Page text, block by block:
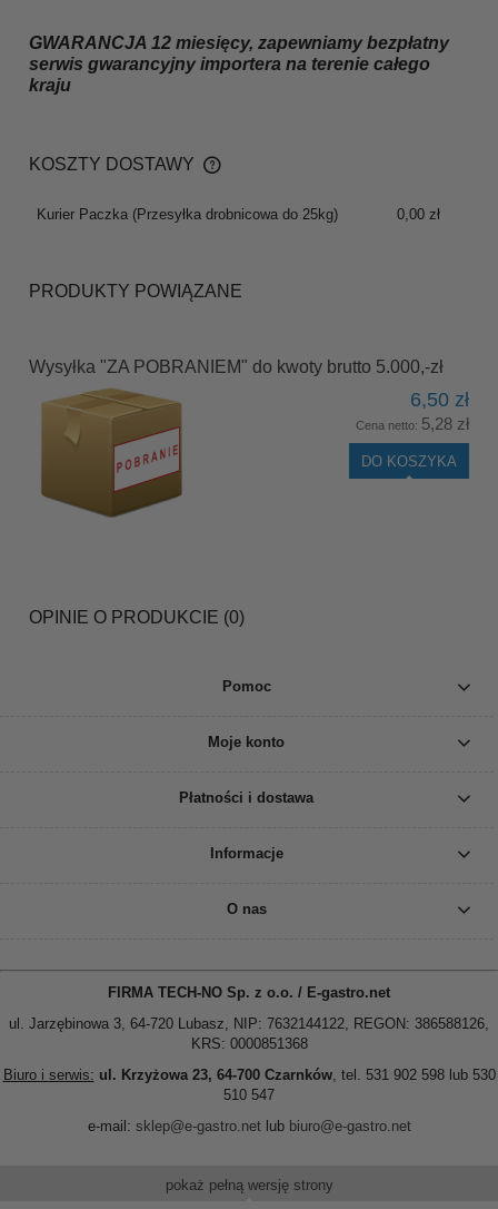
GWARANCJA 12 miesięcy, zapewniamy bezpłatny
serwis gwarancyjny importera na terenie całego
kraju
KOSZTY DOSTAWY
CENA NIE ZAWIERA EWENTUALNYCH KOSZTÓW
Kurier Paczka(Przesyłka drobnicowa do 25kg) 0,00 zł
PRODUKTY POWIĄZANE
Wysyłka "ZA POBRANIEM" do kwoty brutto 5.000,-zł
6,50 zł
Cena netto: 5,28 zł
DO KOSZYKA
OPINIE O PRODUKCIE (0)
Pomoc
Moje konto
Płatności i dostawa
Informacje
O nas
FIRMA TECH-NO Sp. z o.o. / E-gastro.net
ul. Jarzębinowa 3, 64-720 Lubasz, NIP: 7632144122, REGON: 386588126,
KRS: 0000851368
Biuro i serwis: ul. Krzyżowa 23, 64-700 Czarnków, tel. 531 902 598 lub 530
510 547
e-mail: sklep@e-gastro.netlub biuro@e-gastro.net
pokaż pełną wersję strony